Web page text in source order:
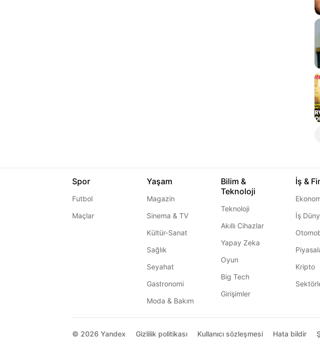
Spor
Futbol
Maçlar
Yaşam
Magazin
Sinema & TV
Kültür-Sanat
Sağlık
Seyahat
Gastronomi
Moda & Bakım
Bilim &
Teknoloji
Teknoloji
Akıllı Cihazlar
Yapay Zeka
Oyun
Big Tech
Girişimler
İş &
İş
Kripto
© 2026 Yandex Gizlilik politikası Kullanıcı sözleşmesi Hata bildir